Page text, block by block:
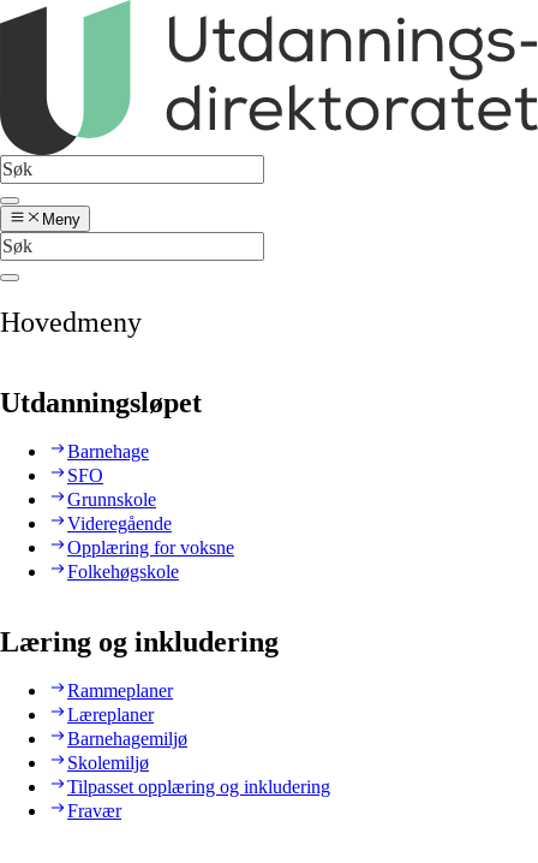
Meny
Hovedmeny
Utdanningsløpet
Barnehage
SFO
Grunnskole
Videregående
Opplæring for voksne
Folkehøgskole
Læring og inkludering
Rammeplaner
Læreplaner
Barnehagemiljø
Skolemiljø
Tilpasset opplæring og inkludering
Fravær